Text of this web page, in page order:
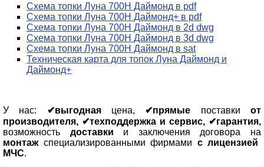
Схема топки Луна 700H Даймонд в pdf
Схема топки Луна 700H Даймонд+ в pdf
Схема топки Луна 700H Даймонд в 2d dwg
Схема топки Луна 700H Даймонд в 3d dwg
Схема топки Луна 700H Даймонд в sat
Техническая карта для топок Луна Даймонд и
Даймонд+
У нас: ✔выгоднаяцена, ✔прямые поставкиот
производителя, ✔техподдержка и сервис, ✔гарантия,
возможность доставки и заключения договора на
монтажспециализированными фирмами с лицензией
МЧС.